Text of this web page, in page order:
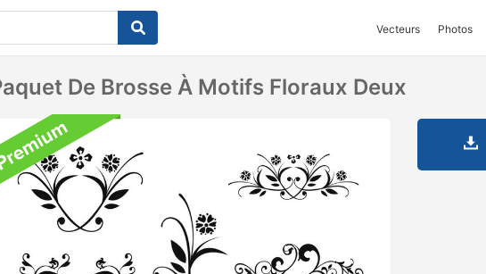
Vecteurs Photos
De Brosse À Motifs Floraux Deux